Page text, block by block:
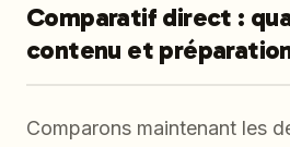
Comparatif direct :
contenu et
Comparons maintenant les